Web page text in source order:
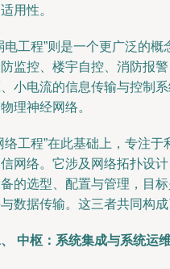
用性。
电工程”则是一个更广泛的
监控、楼宇自控、消防报
小电流的信息传输与控制
理神经网络。
络工程”在此基础上，专注
网络。它涉及网络拓扑设
的选型、配置与管理，目
数据传输。这三者共同构成
中枢：系统集成与系统运